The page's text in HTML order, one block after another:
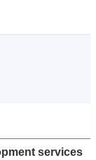
services